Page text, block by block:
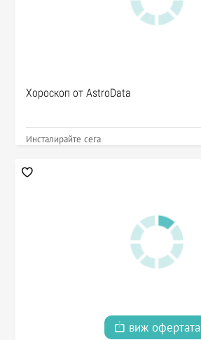
Хороскоп от AstroData
Инсталирайте сега
виж офертата